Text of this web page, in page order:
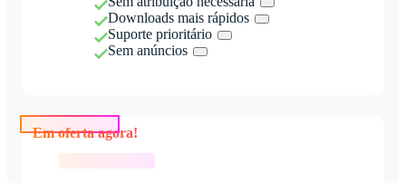
Downloads mais rápidos
Suporte prioritário
Sem anúncios